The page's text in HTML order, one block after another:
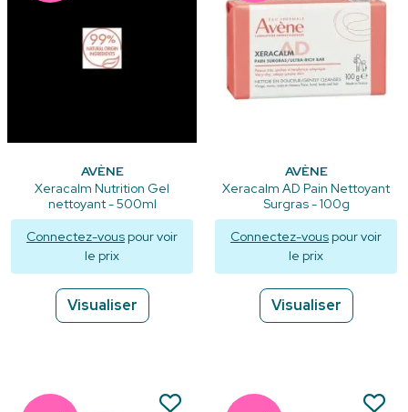
AVÈNE
Xeracalm Nutrition Gel
nettoyant - 500ml
Connectez-vous pour voir
le prix
Visualiser
AVÈNE
Xeracalm AD Pain Nettoyant
Surgras - 100g
Connectez-vous pour voir
le prix
Visualiser